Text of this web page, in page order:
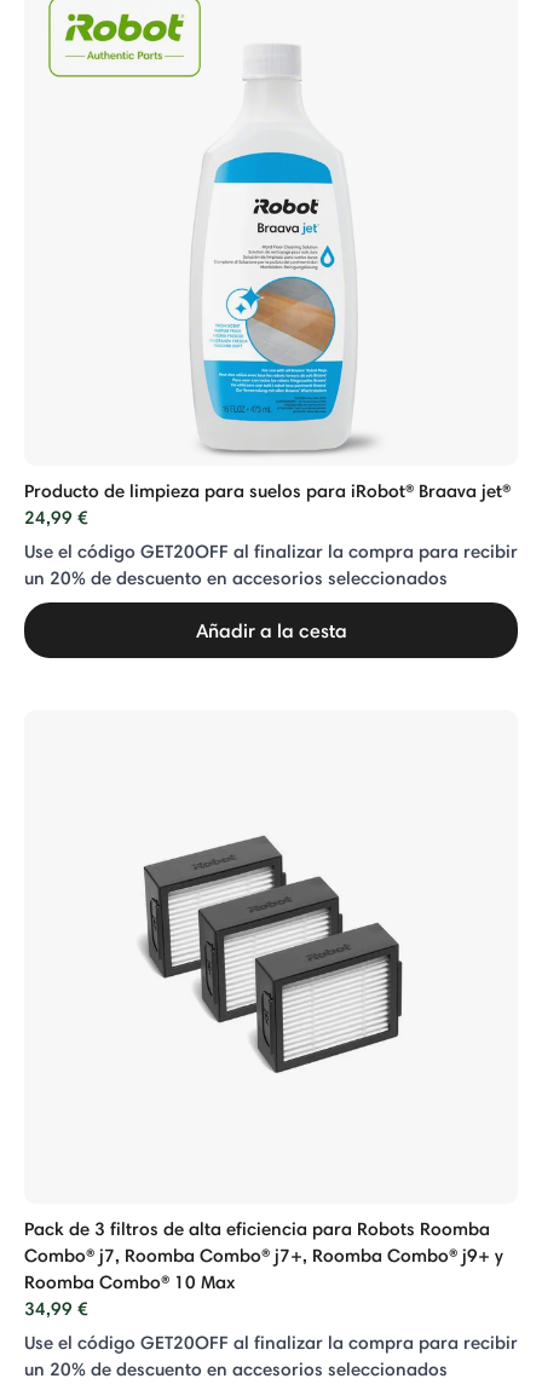
Producto de limpieza para suelos para iRobot® Braava jet®
24,99 €
Use el código GET20OFF al finalizar la compra para recibir
un 20% de descuento en accesorios seleccionados
Añadir a la cesta
Pack de 3 filtros de alta eficiencia para Robots Roomba
Combo® j7, Roomba Combo® j7+, Roomba Combo® j9+ y
Roomba Combo® 10 Max
34,99 €
Use el código GET20OFF al finalizar la compra para recibir
un 20% de descuento en accesorios seleccionados